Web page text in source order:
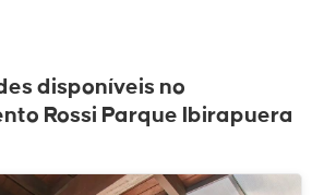
disponíveis no
Rossi Parque Ibirapuera